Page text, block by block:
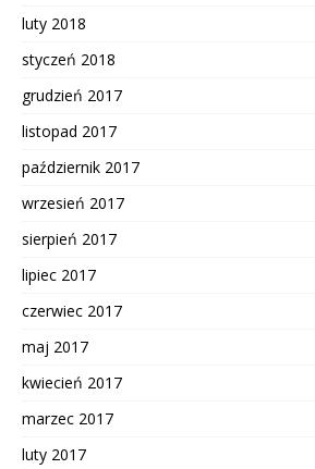
luty 2018
styczeń 2018
grudzień 2017
listopad 2017
październik 2017
wrzesień 2017
sierpień 2017
lipiec 2017
czerwiec 2017
maj 2017
kwiecień 2017
marzec 2017
luty 2017